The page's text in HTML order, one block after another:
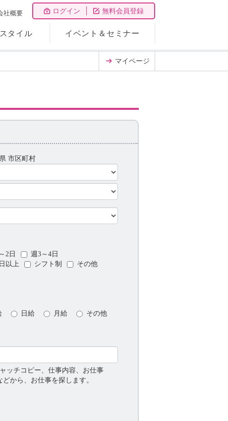
ログイン 無料会員登録
タイル イベント＆セミナー
社概要
マイページ
市区町村
2日
週3～4日
以上
シフト制 その他
日給 月給 その他
ッチコピー、仕事内容、お仕事
どから、お仕事を探します。